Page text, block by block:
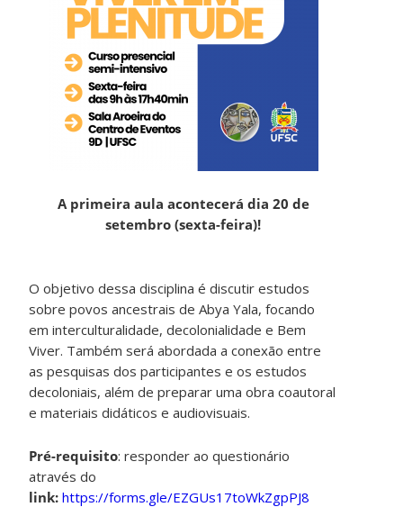
A primeira aula acontecerá dia 20 de
setembro (sexta-feira)!
O objetivo dessa disciplina é discutir estudos
sobre povos ancestrais de Abya Yala, focando
em interculturalidade, decolonialidade e Bem
Viver. Também será abordada a conexão entre
as pesquisas dos participantes e os estudos
decoloniais, além de preparar uma obra coautoral
e materiais didáticos e audiovisuais.
Pré-requisito: responder ao questionário
através do
link: https://forms.gle/EZGUs17toWkZgpPJ8